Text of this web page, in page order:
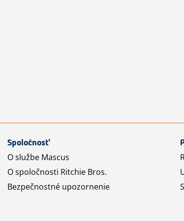
Spoločnosť
O službe Mascus
O spoločnosti Ritchie Bros.
Bezpečnostné upozornenie